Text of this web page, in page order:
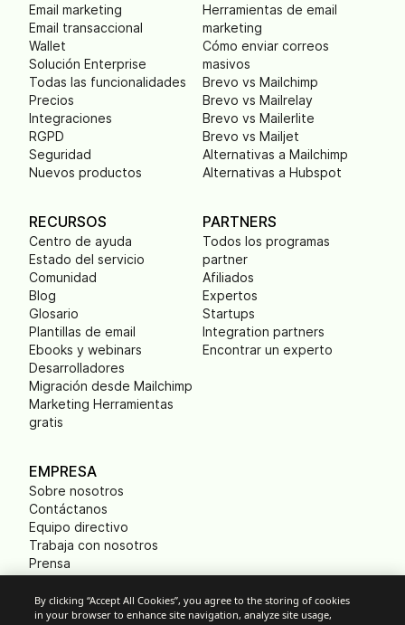
Email marketing
Email transaccional
Wallet
Solución Enterprise
Todas las funcionalidades
Precios
Integraciones
RGPD
Seguridad
Nuevos productos
Herramientas de email
marketing
Cómo enviar correos
masivos
Brevo vs Mailchimp
Brevo vs Mailrelay
Brevo vs Mailerlite
Brevo vs Mailjet
Alternativas a Mailchimp
Alternativas a Hubspot
RECURSOS
Centro de ayuda
Estado del servicio
Comunidad
Blog
Glosario
Plantillas de email
Ebooks y webinars
Desarrolladores
Migración desde Mailchimp
Marketing Herramientas
gratis
PARTNERS
Todos los programas
partner
Afiliados
Expertos
Startups
Integration partners
Encontrar un experto
EMPRESA
Sobre nosotros
Contáctanos
Equipo directivo
Trabaja con nosotros
Prensa
Huella ecológica
By clicking “Accept All Cookies”, you agree to the storing of cookies
in your browser to enhance site navigation, analyze site usage,